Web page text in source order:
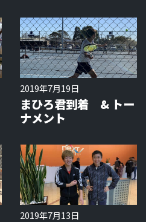
2019年7月19日
まひろ君到着 & トー
ナメント
2019年7月13日